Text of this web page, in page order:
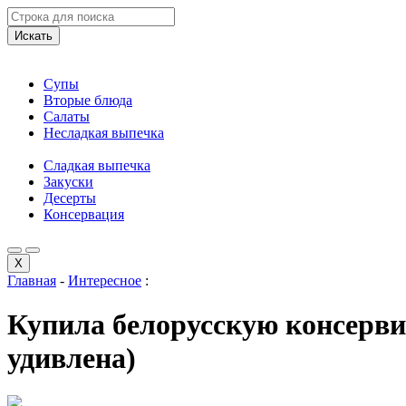
Искать
Супы
Вторые блюда
Салаты
Несладкая выпечка
Сладкая выпечка
Закуски
Десерты
Консервация
X
Главная - Интересное :
Купила белорусскую
удивлена)